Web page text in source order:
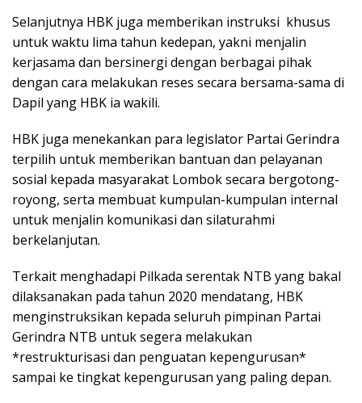
Selanjutnya HBK juga memberikan instruksi khusus
untuk waktu lima tahun kedepan, yakni menjalin
kerjasama dan bersinergi dengan berbagai pihak
dengan cara melakukan reses secara bersama-sama di
Dapil yang HBK ia wakili.
HBK juga menekankan para legislator Partai Gerindra
terpilih untuk memberikan bantuan dan pelayanan
sosial kepada masyarakat Lombok secara bergotong-
royong, serta membuat kumpulan-kumpulan internal
untuk menjalin komunikasi dan silaturahmi
berkelanjutan.
Terkait menghadapi Pilkada serentak NTB yang bakal
dilaksanakan pada tahun 2020 mendatang, HBK
menginstruksikan kepada seluruh pimpinan Partai
Gerindra NTB untuk segera melakukan
*restrukturisasi dan penguatan kepengurusan*
sampai ke tingkat kepengurusan yang paling depan.